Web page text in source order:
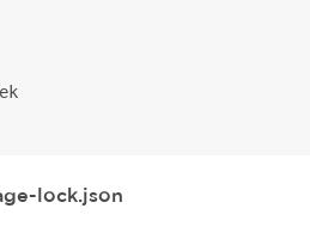
lock.json